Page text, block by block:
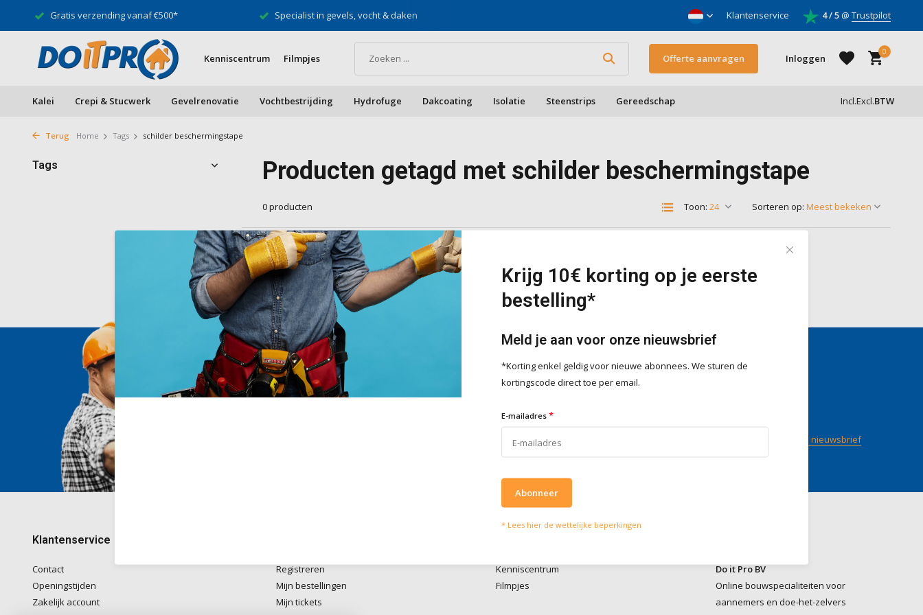
Gratis verzending vanaf €500* Specialist in gevels, vocht & daken Klantenservice 4 / 5@ Trustpilot
Kenniscentrum Filmpjes Offerte aanvragen Inloggen
Account aanmaken
0
Kalei Crepi & Stucwerk Gevelrenovatie Vochtbestrijding Hydrofuge Dakcoating Isolatie Steenstrips Gereedschap Incl.Excl.BTW
Terug Home Tags schilder beschermingstape
Tags Producten getagd met schilder beschermingstape
0 producten Toon: Sorteren op:
Geen producten gevonden!...
Wij helpen je graag Wat onze klanten zeggen
4 / 5
Wij scoren een
Trustpilot
Meld je aan voor onze nieuwsbrief
Klantenservice
Contact
Openingstijden
Zakelijk account
Registreren
Mijn bestellingen
Mijn tickets
Kenniscentrum
Filmpjes
Do it Pro BV
Online bouwspecialiteiten voor
aannemers en doe-het-zelvers
Krijg 10€ korting op je eerste
bestelling*
Meld je aan voor onze nieuwsbrief
*Korting enkel geldig voor nieuwe abonnees. We sturen de
kortingscode direct toe per email.
E-mailadres *
Abonneer
* Lees hier de wettelijke beperkingen